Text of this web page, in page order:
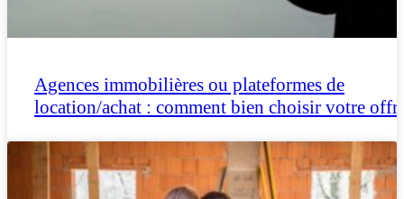
Agences immobilières ou plateformes de
location/achat : comment bien choisir votre